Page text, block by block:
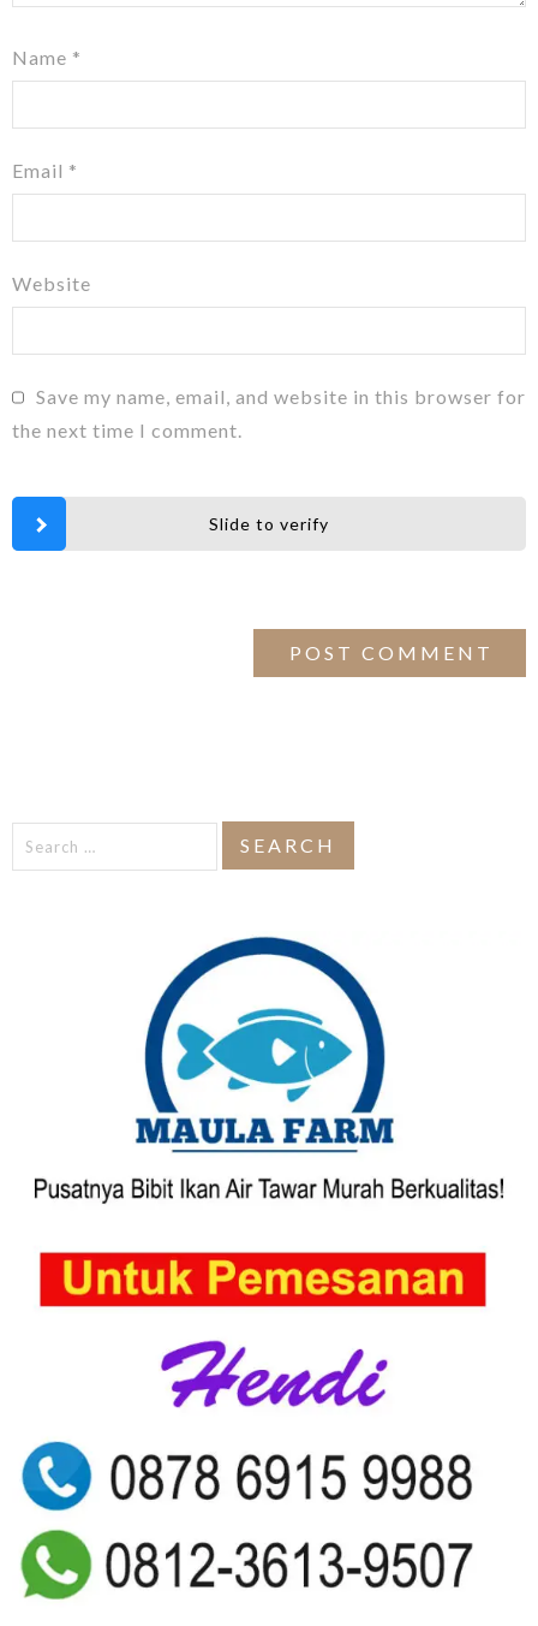
Name *
Email *
Website
Save my name, email, and website in this browser for
the next time I comment.
Slide to verify
Search
for: